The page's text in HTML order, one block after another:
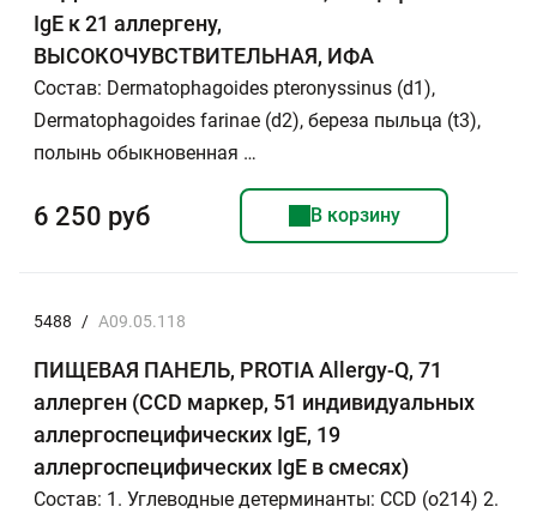
IgE к 21 аллергену,
ВЫСОКОЧУВСТВИТЕЛЬНАЯ, ИФА
Состав: Dermatophagoides pteronyssinus (d1),
Dermatophagoides farinae (d2), береза пыльца (t3),
полынь обыкновенная …
6 250 руб В корзину
5488 / A09.05.118
ПИЩЕВАЯ ПАНЕЛЬ, PROTIA Allergy-Q, 71
аллерген (CCD маркер, 51 индивидуальных
аллергоспецифических IgE, 19
аллергоспецифических IgE в смесях)
Состав: 1. Углеводные детерминанты: CCD (o214) 2.